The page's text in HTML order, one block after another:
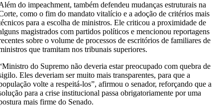
do impeachment, também defendeu mudanças estruturais na
como o fim do mandato vitalício e a adoção de critérios mais
para a escolha de ministros. Ele criticou a proximidade de
magistrados com partidos políticos e mencionou reportagens
sobre o volume de processos de escritórios de familiares de
que tramitam nos tribunais superiores.
do Supremo não deveria estar preocupado com quebra de
Eles deveriam ser muito mais transparentes, para que a
volte a respeitá-los”, afirmou o senador, reforçando que a
para a crise institucional passa obrigatoriamente por uma
mais firme do Senado.